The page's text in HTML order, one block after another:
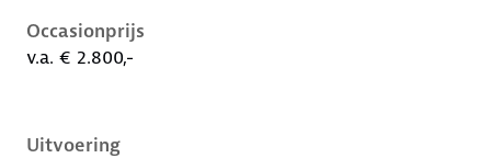
Occasionprijs
v.a. € 2.800,-
Uitvoering